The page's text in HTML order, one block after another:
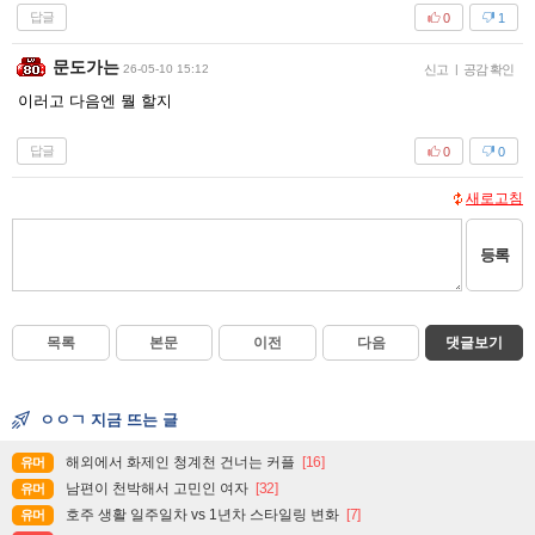
답글 1
0
문도가는 26-05-10 15:12 신고 | 공감 확인
이러고 다음엔 뭘 할지
답글 0
0
새로고침
등록
목록 본문 이전 다음 댓글보기
ㅇㅇㄱ 지금 뜨는 글
유머 해외에서 화제인 청계천 건너는 커플 [16]
유머 남편이 천박해서 고민인 여자 [32]
유머 호주 생활 일주일차 vs 1년차 스타일링 변화 [7]